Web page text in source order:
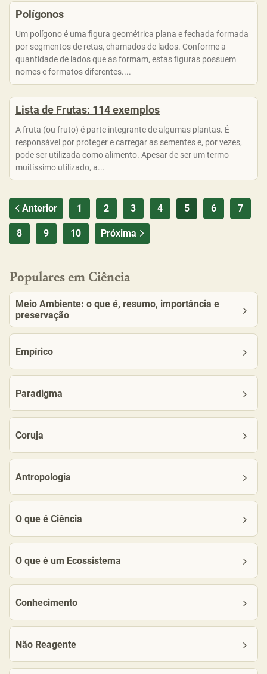
Polígonos
Um polígono é uma figura geométrica plana e fechada formada
por segmentos de retas, chamados de lados. Conforme a
quantidade de lados que as formam, estas figuras possuem
nomes e formatos diferentes....
Lista de Frutas: 114 exemplos
A fruta (ou fruto) é parte integrante de algumas plantas. É
responsável por proteger e carregar as sementes e, por vezes,
pode ser utilizada como alimento. Apesar de ser um termo
muitíssimo utilizado, a...
Anterior 1 2 3 4 5 6 7
8 9 10 Próxima
Populares em Ciência
Meio Ambiente: o que é, resumo, importância e
preservação
Empírico
Paradigma
Coruja
Antropologia
O que é Ciência
O que é um Ecossistema
Conhecimento
Não Reagente